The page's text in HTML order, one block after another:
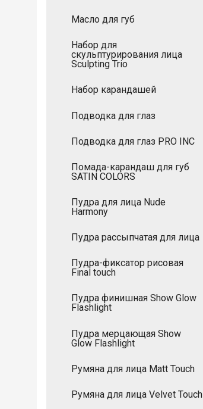
Масло для губ
Набор для
скульптурирования лица
Sculpting Trio
Набор карандашей
Подводка для глаз
Подводка для глаз PRO INC
Помада-карандаш для губ
SATIN COLORS
Пудра для лица Nude
Harmony
Пудра рассыпчатая для лица
Пудра-фиксатор рисовая
Final touch
Пудра финишная Show Glow
Flashlight
Пудра мерцающая Show
Glow Flashlight
Румяна для лица Matt Touch
Румяна для лица Velvet Touch